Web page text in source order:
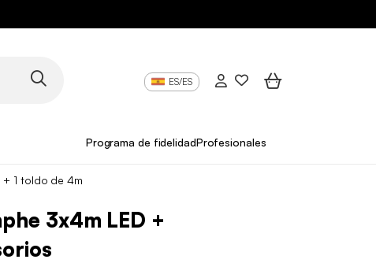
ES/ES
Programa de fidelidadProfesionales
1 toldo de 4m
3x4m LED +